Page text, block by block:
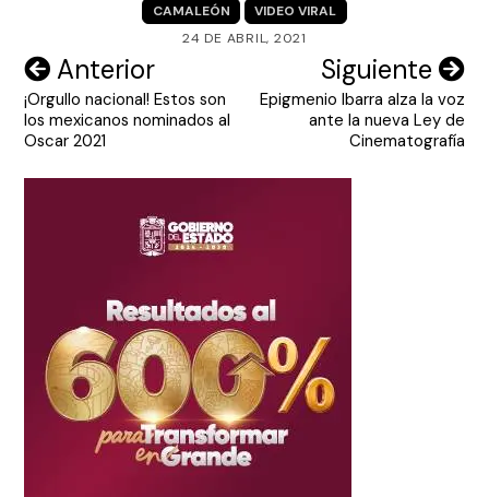
CAMALEÓN
VIDEO VIRAL
24 DE ABRIL, 2021
Navegación
de
entradas
Anterior
¡Orgullo nacional! Estos son
los mexicanos nominados al
Oscar 2021
Siguiente
Epigmenio Ibarra alza la voz
ante la nueva Ley de
Cinematografía